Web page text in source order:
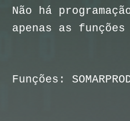
Não há
apenas as
Funções: